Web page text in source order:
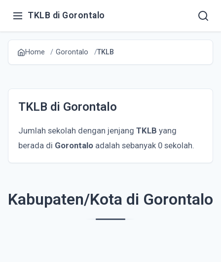
TKLB di Gorontalo
Home Gorontalo TKLB
TKLB di Gorontalo
Jumlah sekolah dengan jenjang TKLB yang
berada di Gorontalo adalah sebanyak 0 sekolah.
Kabupaten/Kota di Gorontalo